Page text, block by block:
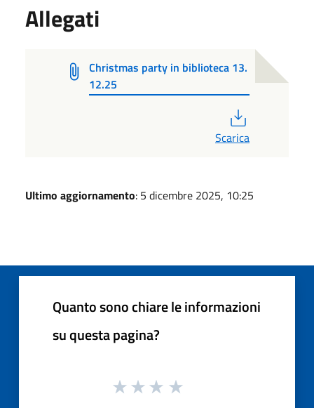
Allegati
Christmas party in biblioteca 13.
12.25
Scarica
Ultimo aggiornamento: 5 dicembre 2025, 10:25
Quanto sono chiare le informazioni
su questa pagina?